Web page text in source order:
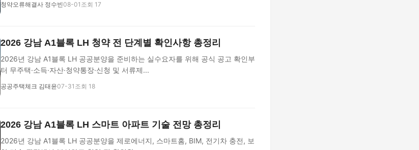
청약오류해결사 정수빈08-01 조회 17
2026 강남 A1블록 LH 청약 전 단계별 확인사항 총정리
2026년 강남 A1블록 LH 공공분양을 준비하는 실수요자를 위해 공식 공고 확인부
터 무주택·소득·자산·청약통장·신청 및 서류제...
공공주택체크 김태윤07-31 조회 18
2026 강남 A1블록 LH 스마트 아파트 기술 전망 총정리
2026년 강남 A1블록 LH 공공분양을 제로에너지, 스마트홈, BIM, 전기차 충전, 보